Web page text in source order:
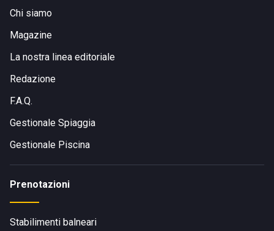
Chi siamo
Magazine
La nostra linea editoriale
Redazione
F.A.Q.
Gestionale Spiaggia
Gestionale Piscina
Prenotazioni
Stabilimenti balneari